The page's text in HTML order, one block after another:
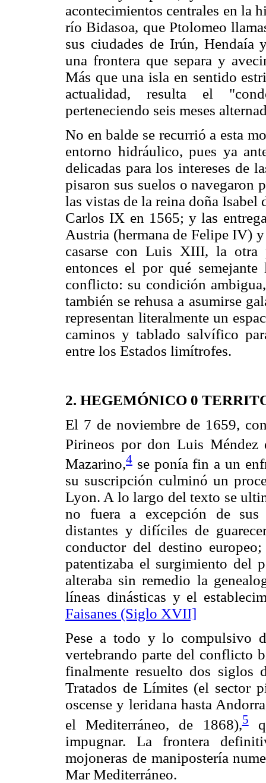
acontecimientos centrales en la
río Bidasoa, que Ptolomeo
sus ciudades de Irún, Hendaía
una frontera que separa y
Más que una isla en sentido
actualidad, resulta el
perteneciendo seis meses
No en balde se recurrió a esta
entorno hidráulico, pues ya
delicadas para los intereses de
pisaron sus suelos o navegaron
las vistas de la reina doña Isabel
Carlos IX en 1565; y las
Austria (hermana de Felipe IV)
casarse con Luis XIII, la otra
entonces el por qué
conflicto: su condición
también se rehusa a asumirse
representan literalmente un
caminos y tablado salvífico
entre los Estados limítrofes.
2. HEGEMÓNICO 0
El 7 de noviembre de 1659,
Pirineos por don Luis Méndez
Mazarino,4 se ponía fin a un
su suscripción culminó un
Lyon. A lo largo del texto se
no fuera a excepción de sus
distantes y difíciles de
conductor del destino
patentizaba el surgimiento del
alteraba sin remedio la
líneas dinásticas y el
Faisanes (Siglo XVII]
Pese a todo y lo compulsivo
vertebrando parte del conflicto
finalmente resuelto dos siglos
Tratados de Límites (el sector
oscense y leridana hasta
el Mediterráneo, de 1868),5
impugnar. La frontera
mojoneras de manipostería
Mar Mediterráneo.